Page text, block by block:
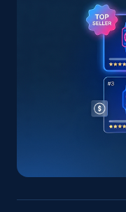
TikTok Shop -
URL, Title,
price, Final price,
5.4K+